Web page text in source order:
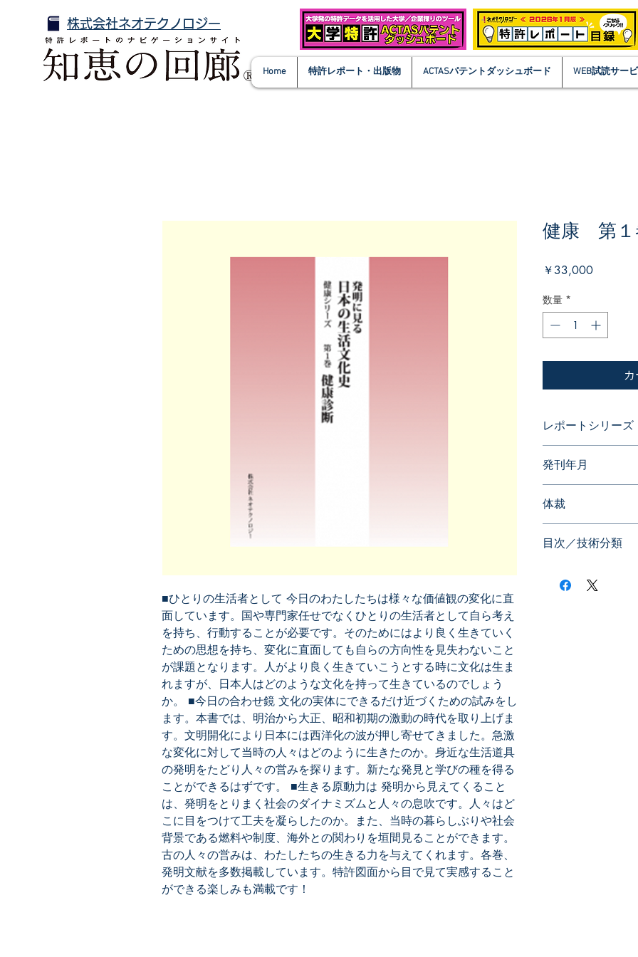
株式会社ネオテクノロジー
Home 特許レポート・出版物 ACTASパテントダッシュボード WEB試読サー
■ひとりの生活者として 今日のわたしたちは様々な価値観の変化に直
面しています。国や専門家任せでなくひとりの生活者として自ら考え
を持ち、行動することが必要です。そのためにはより良く生きていく
ための思想を持ち、変化に直面しても自らの方向性を見失わないこと
が課題となります。人がより良く生きていこうとする時に文化は生ま
れますが、日本人はどのような文化を持って生きているのでしょう
か。 ■今日の合わせ鏡 文化の実体にできるだけ近づくための試みをし
ます。本書では、明治から大正、昭和初期の激動の時代を取り上げま
す。文明開化により日本には西洋化の波が押し寄せてきました。急激
な変化に対して当時の人々はどのように生きたのか。身近な生活道具
の発明をたどり人々の営みを探ります。新たな発見と学びの種を得る
ことができるはずです。 ■生きる原動力は 発明から見えてくること
は、発明をとりまく社会のダイナミズムと人々の息吹です。人々はど
こに目をつけて工夫を凝らしたのか。また、当時の暮らしぶりや社会
背景である燃料や制度、海外との関わりを垣間見ることができます。
古の人々の営みは、わたしたちの生きる力を与えてくれます。各巻、
発明文献を多数掲載しています。特許図面から目で見て実感すること
ができる楽しみも満載です！
健康 第１
￥33,000価
数量 *
レポートシリーズ
発刊年月
体裁
目次／技術分類